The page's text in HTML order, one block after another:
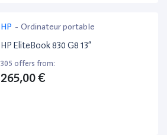
HP - Ordinateur portable
HP EliteBook 830 G8 13”
305 offers from:
265,00 €